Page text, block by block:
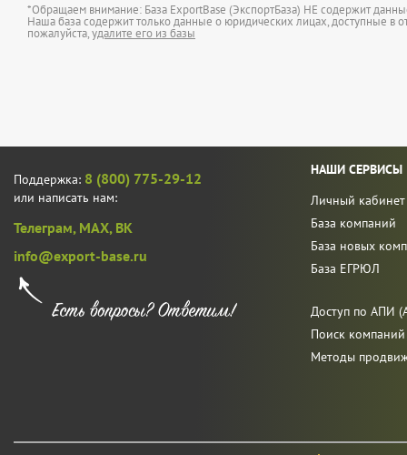
*Обращаем внимание: База ExportBase (ЭкспортБаза) НЕ содержит
Наша база содержит только данные о юридических лицах, доступные в
пожалуйста,удалите его из базы
Поддержка: 8 (800) 775-29-12
или написать нам:
Телеграм, MAX, ВК
info@export-base.ru
НАШИ СЕРВИСЫ
Личный кабинет
База компаний
База новых
База ЕГРЮЛ
Доступ по АПИ
Поиск
Методы